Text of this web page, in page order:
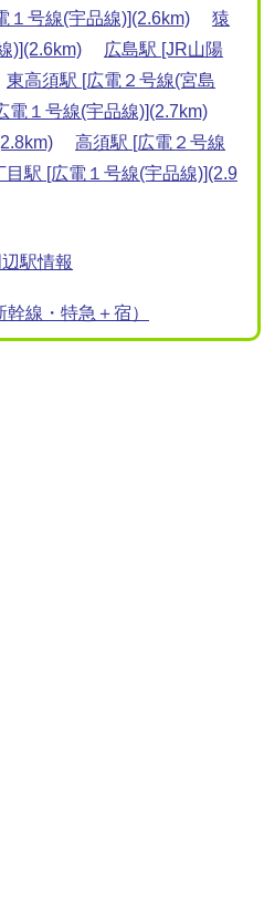
１号線(宇品線)](2.6km)
猿
)](2.6km)
広島駅 [JR山陽
東高須駅 [広電２号線(宮島
電１号線(宇品線)](2.7km)
高須駅 [広電２号線
目駅 [広電１号線(宇品線)](2.9
駅情報
線・特急＋宿）